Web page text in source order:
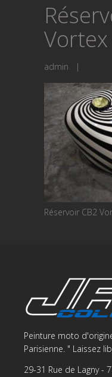
admin |
Réservoir CB2
Peinture moto
Parisienne. " Laissez
29-31 Rue de Lagny -